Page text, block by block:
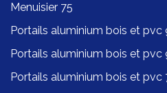
Menuisier 75
Portails aluminium bois et pvc
Portails aluminium bois et pvc
Portails aluminium bois et pvc